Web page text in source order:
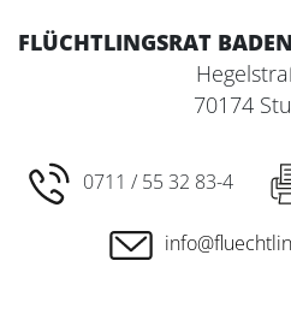
FLÜCHTLINGSRAT
70174
0711 / 55 32 83-4